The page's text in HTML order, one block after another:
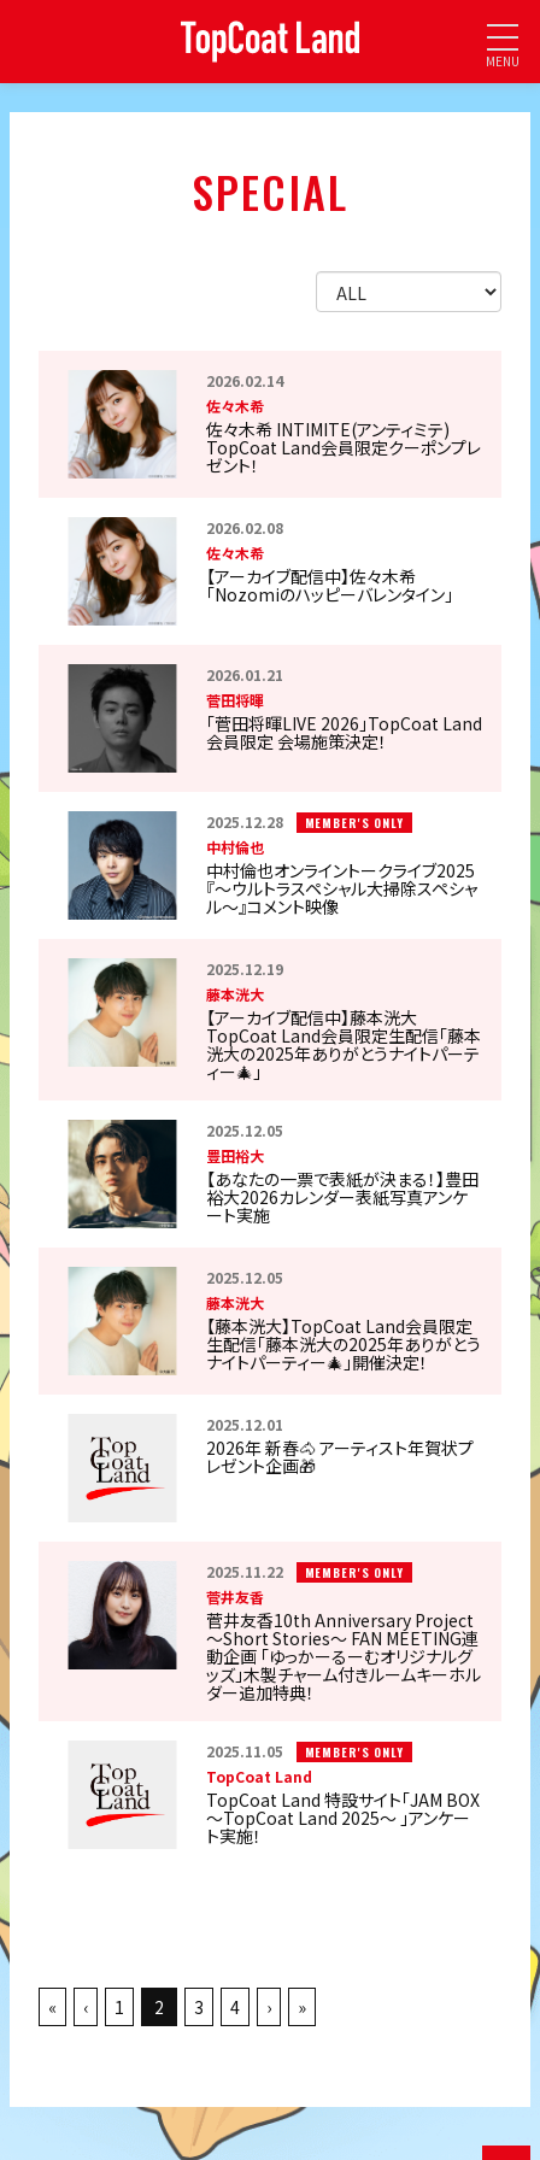
MENU
SPECIAL
2026.02.14
佐々木希
佐々木希 INTIMITE(アンティミテ)
TopCoat Land会員限定クーポンプレ
ゼント！
2026.02.08
佐々木希
【アーカイブ配信中】佐々木希
「Nozomiのハッピーバレンタイン」
2026.01.21
菅田将暉
「菅田将暉LIVE 2026」TopCoat Land
会員限定 会場施策決定！
2025.12.28 MEMBER'S ONLY
中村倫也
中村倫也オンライントークライブ2025
『〜ウルトラスペシャル大掃除スペシャ
ル〜』コメント映像
2025.12.19
藤本洸大
【アーカイブ配信中】藤本洸大
TopCoat Land会員限定生配信「藤本
洸大の2025年ありがとうナイトパーテ
ィー🎄」
2025.12.05
豊田裕大
【あなたの一票で表紙が決まる！】豊田
裕大2026カレンダー表紙写真アンケ
ート実施
2025.12.05
藤本洸大
【藤本洸大】TopCoat Land会員限定
生配信「藤本洸大の2025年ありがとう
ナイトパーティー🎄」開催決定！
2025.12.01
2026年 新春🐴 アーティスト年賀状プ
レゼント企画🎁
2025.11.22 MEMBER'S ONLY
菅井友香
菅井友香10th Anniversary Project
～Short Stories～ FAN MEETING連
動企画 「ゆっかーるーむオリジナルグ
ッズ」⽊製チャーム付きルームキーホル
ダー追加特典！
2025.11.05 MEMBER'S ONLY
TopCoat Land
TopCoat Land 特設サイト「JAM BOX
〜TopCoat Land 2025〜 」アンケー
ト実施！
« ‹ 1 2 3 4 › »